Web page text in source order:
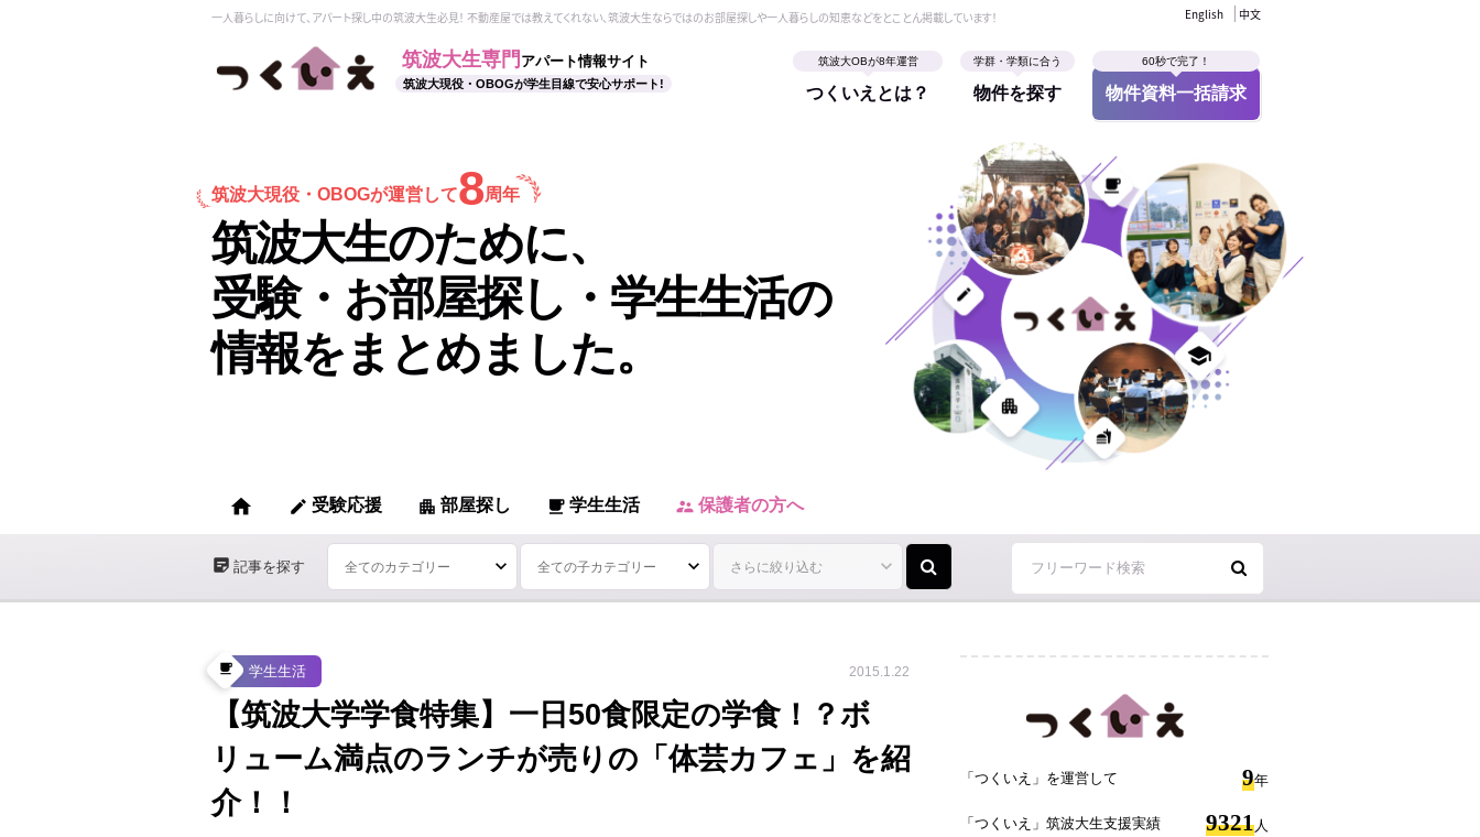
一人暮らしに向けて、アパート探し中の筑波大生必見！ 不動産屋では教えてくれない、筑波大生ならではのお部屋探しや一人暮らしの知恵などをとことん掲載しています！ English 中文
筑波大生専門 アパート情報サイト
筑波大現役・OBOGが学生目線で安心サポート!
筑波大OBが8年運営
つくいえとは？
学群・学類に合う
物件を探す
60秒で完了！
物件資料一括請求
筑波大現役・ OBOGが運営して8周年
筑波大生のために、
受験・お部屋探し・学生生活の
情報をまとめました。
home edit 受験応援 apartment 部屋探し local_cafe 学生生活 supervisor_account 保護者の方へ
sticky_note_2 記事を探す
local_cafe 学生生活 2015.1.22
【筑波大学学食特集】一日50食限定の学食！？ボ
リューム満点のランチが売りの「体芸カフェ」を紹
介！！
「つくいえ」を運営して 9年
「つくいえ」筑波大生支援実績 9321 人